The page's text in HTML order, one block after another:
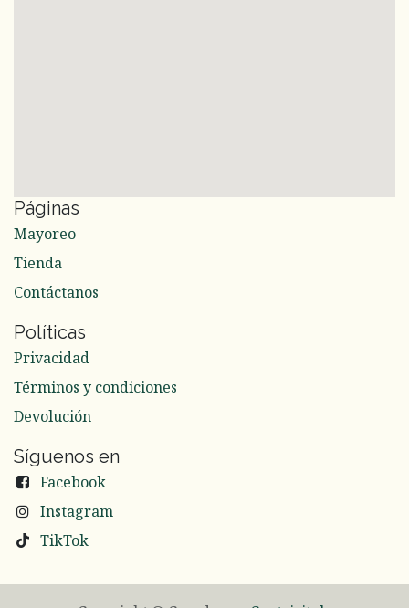
Páginas
Mayoreo
Tienda
Contáctanos
Políticas
Privacidad
Términos y condiciones
Devolución
Síguenos en
Facebook
Instagram
TikTok